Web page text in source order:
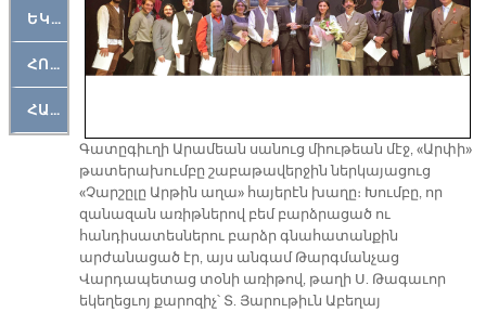
ԵԿԵՂԵՑԱԿԱՆ
ՀՈԳԵՄՏԱՒՈՐ
ՀԱՐԹԱԿ
Գատըգիւղի Արամեան սանուց միութեան մէջ, «Արփի»
թատերախումբը շաբաթավերջին ներկայացուց
«Չարշըլը Արթին աղա» հայերէն խաղը։ Խումբը, որ
զանազան առիթներով բեմ բարձրացած ու
հանդիսատեսներու բարձր գնահատանքին
արժանացած էր, այս անգամ Թարգմանչաց
Վարդապետաց տօնի առիթով, թաղի Ս. Թագաւոր
եկեղեցւոյ քարոզիչ՝ Տ. Յարութիւն Աբեղայ